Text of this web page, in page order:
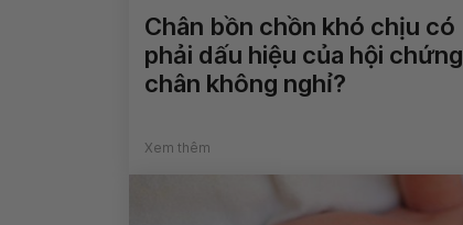
Chân bồn chồn khó chịu có
phải dấu hiệu của hội chứng
chân không nghỉ?
Xem thêm